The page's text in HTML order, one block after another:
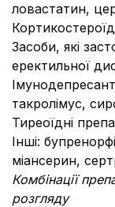
ловастатин,
Засоби, які
еректильної
такролімус,
Тиреоїдні
Інші:
міансерин,
Комбінації
розгляду